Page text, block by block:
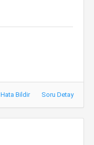
Hata Bildir Soru Detay